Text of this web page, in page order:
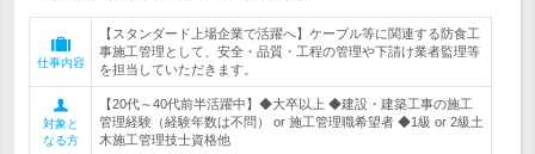
仕事内容
【スタンダード上場企業で活躍へ】ケーブル等に関連する防食工
事施工管理として、安全・品質・工程の管理や下請け業者監理等
を担当していただきます。
対象と
なる方
【20代～40代前半活躍中】◆大卒以上 ◆建設・建築工事の施工
管理経験（経験年数は不問） or 施工管理職希望者 ◆1級 or 2級土
木施工管理技士資格他